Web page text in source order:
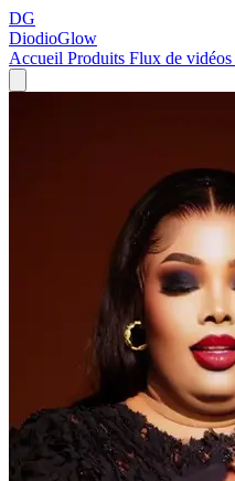
DG
DiodioGlow
Accueil Produits Flux de vidéos